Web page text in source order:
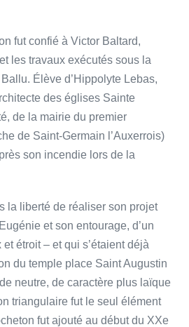
fut confié à Victor Baltard,
les travaux exécutés sous la
Élève d’Hippolyte Lebas,
des églises Sainte
de la mairie du premier
de Saint-Germain l’Auxerrois)
son incendie lors de la
la liberté de réaliser son projet
et son entourage, d’un
étroit – et qui s’étaient déjà
du temple place Saint Augustin
neutre, de caractère plus laïque
triangulaire fut le seul élément
fut ajouté au début du XXe